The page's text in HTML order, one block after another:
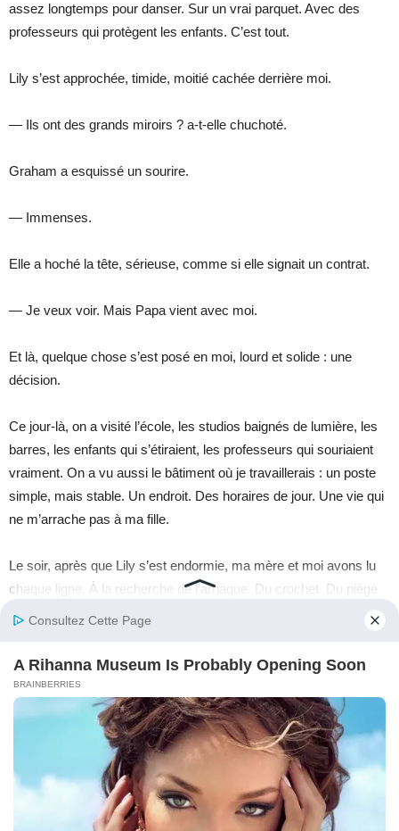
assez longtemps pour danser. Sur un vrai parquet. Avec des
professeurs qui protègent les enfants. C’est tout.
Lily s’est approchée, timide, moitié cachée derrière moi.
— Ils ont des grands miroirs ? a-t-elle chuchoté.
Graham a esquissé un sourire.
— Immenses.
Elle a hoché la tête, sérieuse, comme si elle signait un contrat.
— Je veux voir. Mais Papa vient avec moi.
Et là, quelque chose s’est posé en moi, lourd et solide : une
décision.
Ce jour-là, on a visité l’école, les studios baignés de lumière, les
barres, les enfants qui s’étiraient, les professeurs qui souriaient
vraiment. On a vu aussi le bâtiment où je travaillerais : un poste
simple, mais stable. Un endroit. Des horaires de jour. Une vie qui
ne m’arrache pas à ma fille.
Le soir, après que Lily s’est endormie, ma mère et moi avons lu
chaque ligne. À la recherche de l’arnaque. Du crochet. Du piège
qu’on connaît, nous.
Il n’y en avait pas.
Je me lève toujours tôt, oui. Je sens encore parfois le produit
d’entretien, oui. Mais je suis là. À chaque cours. À chaque
Et quand Lily danse, plus forte que jamais, il m’arrive de croire
qu’au-dessus des applaudissements, quelque part, une petite fille